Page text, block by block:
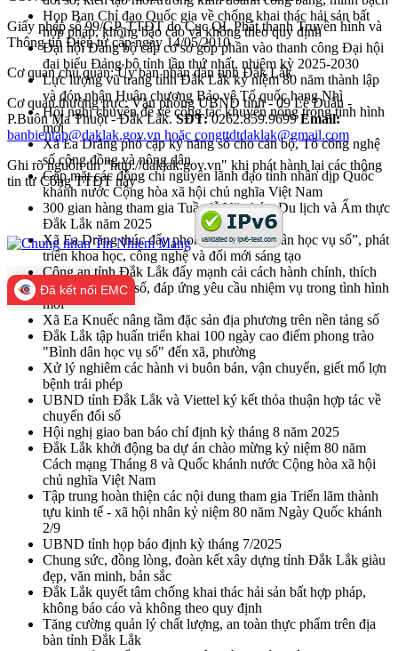
Họp Ban Chỉ đạo Quốc gia về chống khai thác hải sản bất
hợp pháp, không báo cáo và không theo quy định
Đại hội Đảng bộ cấp cơ sở góp phần vào thanh công Đại hội
đại biểu Đảng bộ tỉnh lần thứ nhất, nhiệm kỳ 2025-2030
Lực lượng vũ trang tỉnh Đắk Lắk kỷ niệm 80 năm thành lập
và đón nhận Huân chương Bảo vệ Tổ quốc hạng Nhì
Hội nghị chuyên đề về công tác khuyến nông trong tình hình
mới
Xã Ea Drăng phổ cập kỹ năng số cho cán bộ, Tổ công nghệ
số cộng đồng và nông dân
Gặp mặt các đồng chí nguyên lãnh đạo tỉnh nhân dịp Quốc
khánh nước Cộng hòa xã hội chủ nghĩa Việt Nam
300 gian hàng tham gia Tuần lễ Văn hóa, Du lịch và Ẩm thực
Đắk Lắk năm 2025
Xã Ea Drăng thúc đẩy phong trào “Bình dân học vụ số”, phát
triển khoa học, công nghệ và đổi mới sáng tạo
Công an tỉnh Đắk Lắk đẩy mạnh cải cách hành chính, thích
ứng chuyển đổi số, đáp ứng yêu cầu nhiệm vụ trong tình hình
mới
Xã Ea Knuếc nâng tầm đặc sản địa phương trên nền tảng số
Đắk Lắk tập huấn triển khai 100 ngày cao điểm phong trào
"Bình dân học vụ số" đến xã, phường
Xử lý nghiêm các hành vi buôn bán, vận chuyển, giết mổ lợn
bệnh trái phép
UBND tỉnh Đắk Lắk và Viettel ký kết thỏa thuận hợp tác về
chuyển đổi số
Hội nghị giao ban báo chí định kỳ tháng 8 năm 2025
Đắk Lắk khởi động ba dự án chào mừng kỷ niệm 80 năm
Cách mạng Tháng 8 và Quốc khánh nước Cộng hòa xã hội
chủ nghĩa Việt Nam
Tập trung hoàn thiện các nội dung tham gia Triển lãm thành
tựu kinh tế - xã hội nhân kỷ niệm 80 năm Ngày Quốc khánh
2/9
UBND tỉnh họp báo định kỳ tháng 7/2025
Chung sức, đồng lòng, đoàn kết xây dựng tỉnh Đắk Lắk giàu
đẹp, văn minh, bản sắc
Đắk Lắk quyết tâm chống khai thác hải sản bất hợp pháp,
không báo cáo và không theo quy định
Tăng cường quản lý chất lượng, an toàn thực phẩm trên địa
bàn tỉnh Đắk Lắk
Giấy phép số 99/GP-TTĐT do Cục QL Phát thanh Truyền hình và
Thông tin Điện tử cấp ngày 14/05/2010
Cơ quan chủ quản: Ủy ban nhân dân tỉnh Đắk Lắk
Cơ quan thường trực: Văn phòng UBND tỉnh - 09 Lê Duẩn -
P.Buôn Ma Thuột - Đắk Lắk.SĐT:0262.859.9699Email:
banbientap@daklak.gov.vn hoặc congttdtdaklak@gmail.com
Ghi rõ nguồn tin "http://daklak.gov.vn" khi phát hành lại các thông
tin từ Cổng TTĐT này
Đã kết nối EMC